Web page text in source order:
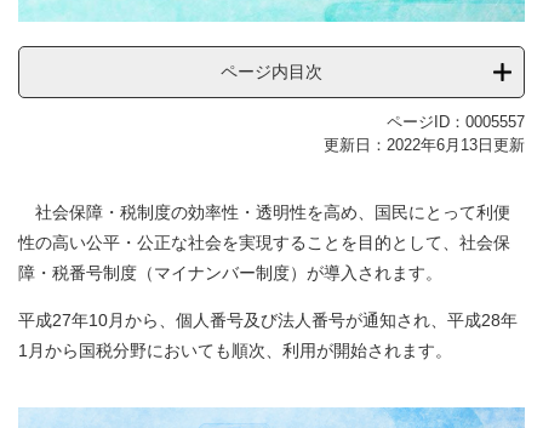
ページ内目次
ページID：0005557
更新日：2022年6月13日更新
社会保障・税制度の効率性・透明性を高め、国民にとって利便
性の高い公平・公正な社会を実現することを目的として、社会保
障・税番号制度（マイナンバー制度）が導入されます。
平成27年10月から、個人番号及び法人番号が通知され、平成28年
1月から国税分野においても順次、利用が開始されます。